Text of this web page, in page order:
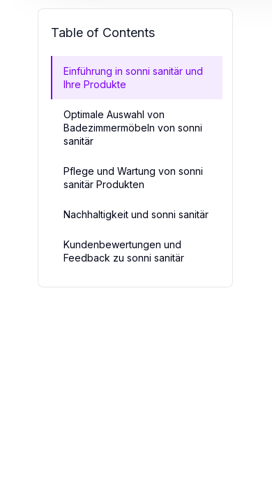
Table of Contents
Einführung in sonni sanitär und
Ihre Produkte
Optimale Auswahl von
Badezimmermöbeln von sonni
sanitär
Pflege und Wartung von sonni
sanitär Produkten
Nachhaltigkeit und sonni sanitär
Kundenbewertungen und
Feedback zu sonni sanitär